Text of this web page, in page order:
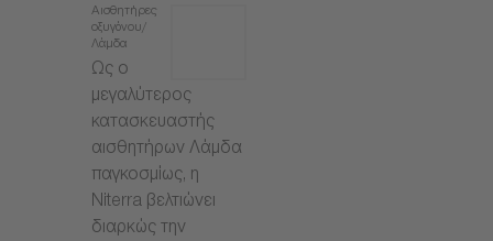
Αισθητήρες
οξυγόνου/
Λάμδα
Ως ο
μεγαλύτερος
κατασκευαστής
αισθητήρων Λάμδα
παγκοσμίως, η
Niterra βελτιώνει
διαρκώς την